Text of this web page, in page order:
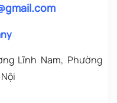
Lĩnh Nam, Phường